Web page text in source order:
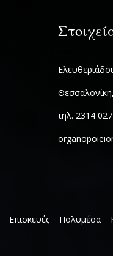
τηλ. 2314
Επισκευές Πολυμέσα